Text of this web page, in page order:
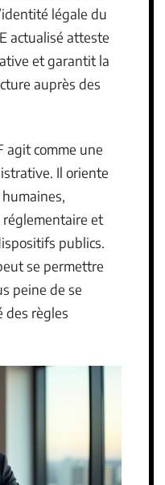
légale du
actualisé atteste
et garantit la
auprès des
agit comme une
Il oriente
et
publics.
se permettre
peine de se
des règles